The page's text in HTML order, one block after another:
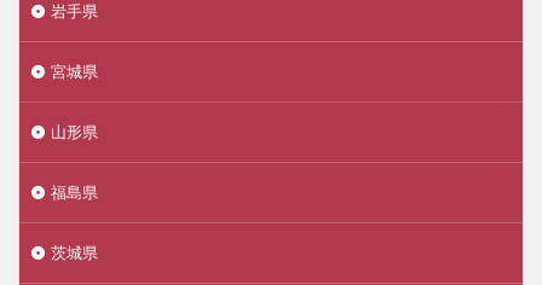
岩手県
宮城県
山形県
福島県
茨城県